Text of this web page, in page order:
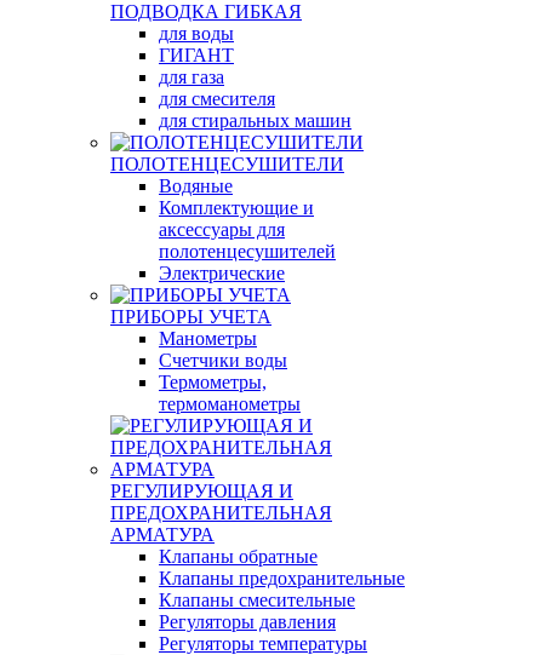
ПОДВОДКА ГИБКАЯ
для воды
ГИГАНТ
для газа
для смесителя
для стиральных машин
ПОЛОТЕНЦЕСУШИТЕЛИ
Водяные
Комплектующие и
аксессуары для
полотенцесушителей
Электрические
ПРИБОРЫ УЧЕТА
Манометры
Счетчики воды
Термометры,
термоманометры
РЕГУЛИРУЮЩАЯ И
ПРЕДОХРАНИТЕЛЬНАЯ
АРМАТУРА
Клапаны обратные
Клапаны предохранительные
Клапаны смесительные
Регуляторы давления
Регуляторы температуры